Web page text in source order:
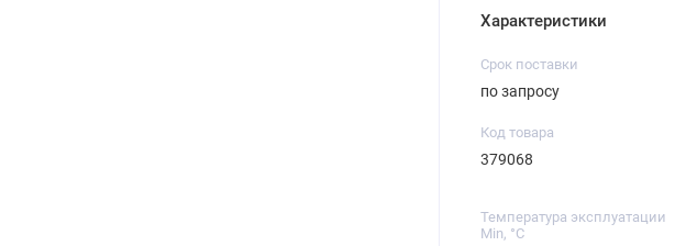
Характеристики
Срок поставки
по запросу
Код товара
379068
Температура эксплуатации
Min, °C